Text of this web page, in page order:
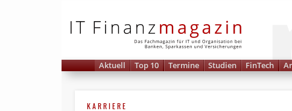
Aktuell Top 10 Termine Studien FinTech
KARRIERE